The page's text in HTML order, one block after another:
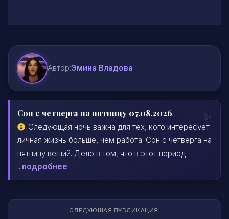
Автор:Эмина Владова
Сон с четверга на пятницу 07.08.2026
Следующая ночь важна для тех, кого интересует
личная жизнь больше, чем работа. Сон с четверга на
пятницу вещий. Дело в том, что в этот период
...подробнее
СЛЕДУЮЩАЯ ПУБЛИКАЦИЯ